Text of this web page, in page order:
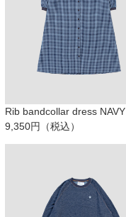
Rib bandcollar dress NAVY
9,350円（税込）